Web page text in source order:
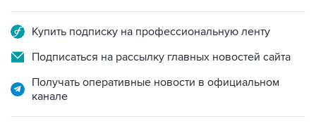
Купить подписку на профессиональную ленту
Подписаться на рассылку главных новостей сайта
Получать оперативные новости в официальном
канале